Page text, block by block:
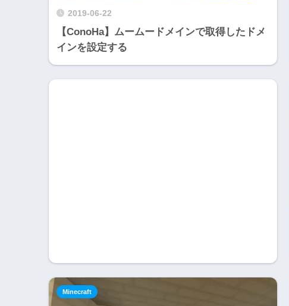
2019-06-22
【ConoHa】ムームードメインで取得したドメ
インを設定する
Minecraft